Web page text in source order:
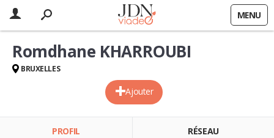
MENU
Ajouter
Romdhane KHARROUBI
BRUXELLES
PROFIL RÉSEAU